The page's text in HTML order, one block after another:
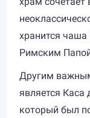
хранится чаша
Римским
Другим
является Каса
который был